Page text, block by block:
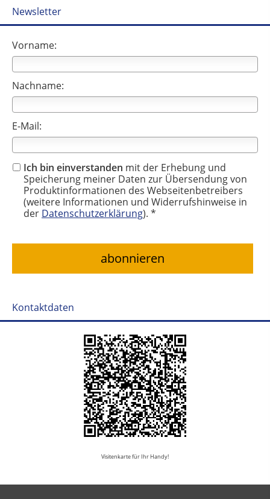
Newsletter
Vorname:
Nachname:
E-Mail:
Ich bin einverstanden mit der Erhebung und
Speicherung meiner Daten zur Übersendung von
Produktinformationen des Webseitenbetreibers
(weitere Informationen und Widerrufshinweise in
der Datenschutzerklärung). *
Kontaktdaten
Visitenkarte für Ihr Handy!